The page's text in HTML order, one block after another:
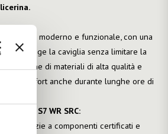
un design moderno e funzionale, con una
protegge la caviglia senza limitare la
di materiali di alta qualità e
comfort anche durante lunghe ore di
H S7 WR SRC:
grazie a componenti certificati e